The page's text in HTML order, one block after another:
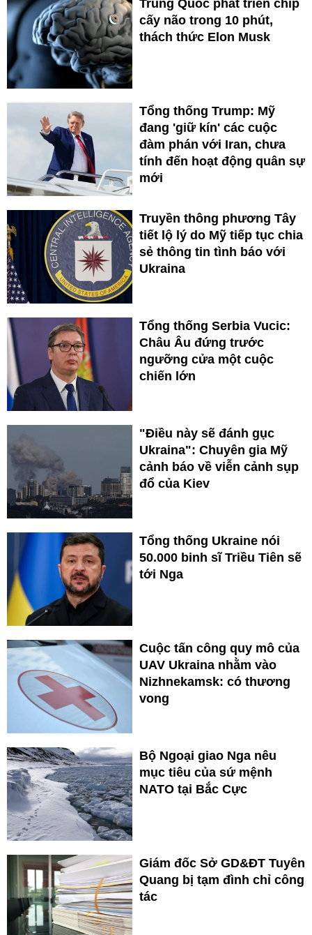
Trung Quốc phát triển chip
cấy não trong 10 phút,
thách thức Elon Musk
Tổng thống Trump: Mỹ
đang 'giữ kín' các cuộc
đàm phán với Iran, chưa
tính đến hoạt động quân sự
mới
Truyền thông phương Tây
tiết lộ lý do Mỹ tiếp tục chia
sẻ thông tin tình báo với
Ukraina
Tổng thống Serbia Vucic:
Châu Âu đứng trước
ngưỡng cửa một cuộc
chiến lớn
"Điều này sẽ đánh gục
Ukraina": Chuyên gia Mỹ
cảnh báo về viễn cảnh sụp
đổ của Kiev
Tổng thống Ukraine nói
50.000 binh sĩ Triều Tiên sẽ
tới Nga
Cuộc tấn công quy mô của
UAV Ukraina nhằm vào
Nizhnekamsk: có thương
vong
Bộ Ngoại giao Nga nêu
mục tiêu của sứ mệnh
NATO tại Bắc Cực
Giám đốc Sở GD&ĐT Tuyên
Quang bị tạm đình chỉ công
tác